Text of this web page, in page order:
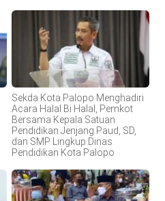
Sekda Kota Palopo Menghadiri
Acara Halal Bi Halal, Pemkot
Bersama Kepala Satuan
Pendidikan Jenjang Paud, SD,
dan SMP Lingkup Dinas
Pendidikan Kota Palopo